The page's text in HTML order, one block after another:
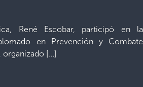
René Escobar, participó en la
en Prevención y Combate
organizado […]